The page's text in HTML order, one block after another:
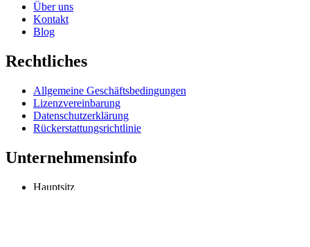
Über uns
Kontakt
Blog
Rechtliches
Allgemeine Geschäftsbedingungen
Lizenzvereinbarung
Datenschutzerklärung
Rückerstattungsrichtlinie
Unternehmensinfo
Hauptsitz